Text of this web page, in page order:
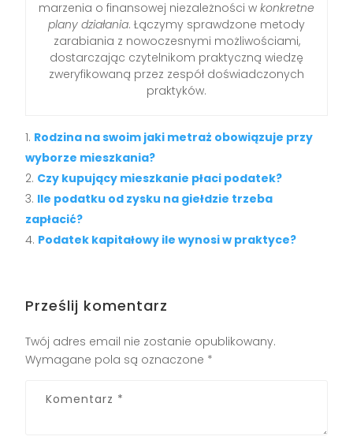
marzenia o finansowej niezależności w konkretne
plany działania. Łączymy sprawdzone metody
zarabiania z nowoczesnymi możliwościami,
dostarczając czytelnikom praktyczną wiedzę
zweryfikowaną przez zespół doświadczonych
praktyków.
Rodzina na swoim jaki metraż obowiązuje przy
wyborze mieszkania?
Czy kupujący mieszkanie płaci podatek?
Ile podatku od zysku na giełdzie trzeba
zapłacić?
Podatek kapitałowy ile wynosi w praktyce?
Prześlij komentarz
Twój adres email nie zostanie opublikowany.
Wymagane pola są oznaczone *